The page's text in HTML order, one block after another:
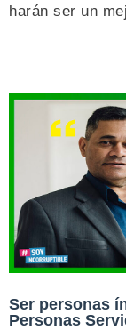
harán ser un
Ser personas
Personas